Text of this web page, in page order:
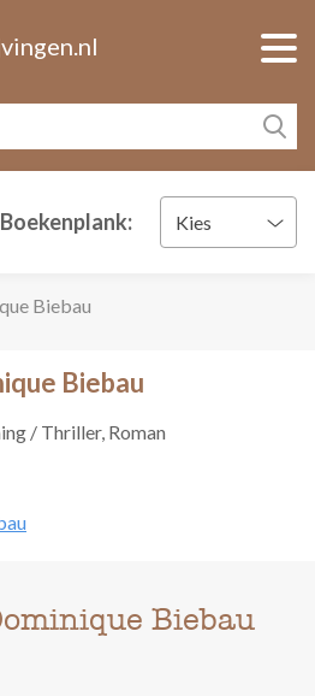
Boekenplank: Kies
Biebau
Biebau
/ Thriller, Roman
Biebau